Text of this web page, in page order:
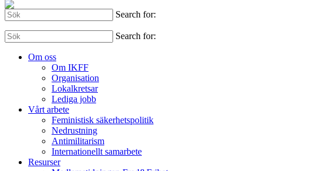
Search for:
Search for:
Om oss
Om IKFF
Organisation
Lokalkretsar
Lediga jobb
Vårt arbete
Feministisk säkerhetspolitik
Nedrustning
Antimilitarism
Internationellt samarbete
Resurser